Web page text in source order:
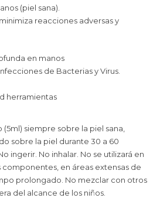
(piel sana).
reacciones adversas y
en manos
de Bacterias y Virus.
herramientas
siempre sobre la piel sana,
sobre la piel durante 30 a 60
ingerir. No inhalar. No se utilizará en
componentes, en áreas extensas de
prolongado. No mezclar con otros
del alcance de los niños.